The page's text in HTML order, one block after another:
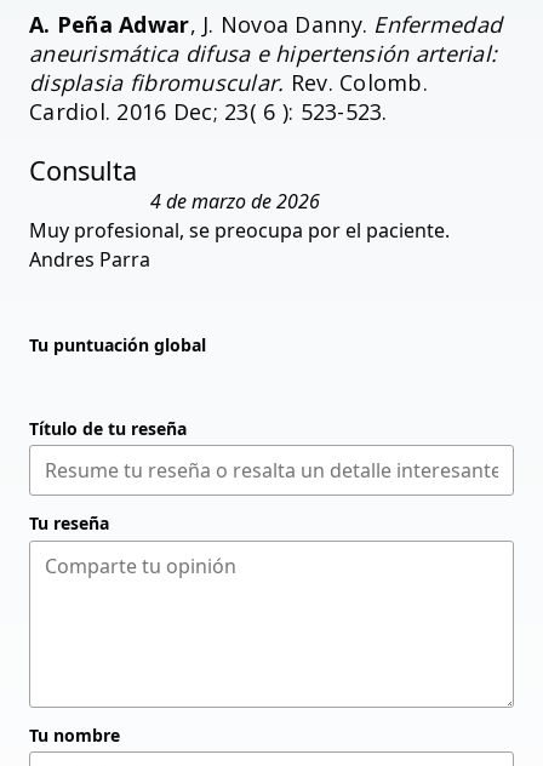
A. Peña Adwar, J. Novoa Danny. Enfermedad
aneurismática difusa e hipertensión arterial:
displasia fibromuscular. Rev. Colomb.
Cardiol. 2016 Dec; 23( 6 ): 523-523.
Consulta
4 de marzo de 2026
Muy profesional, se preocupa por el paciente.
Andres Parra
Tu puntuación global
Título de tu reseña
Tu reseña
Tu nombre